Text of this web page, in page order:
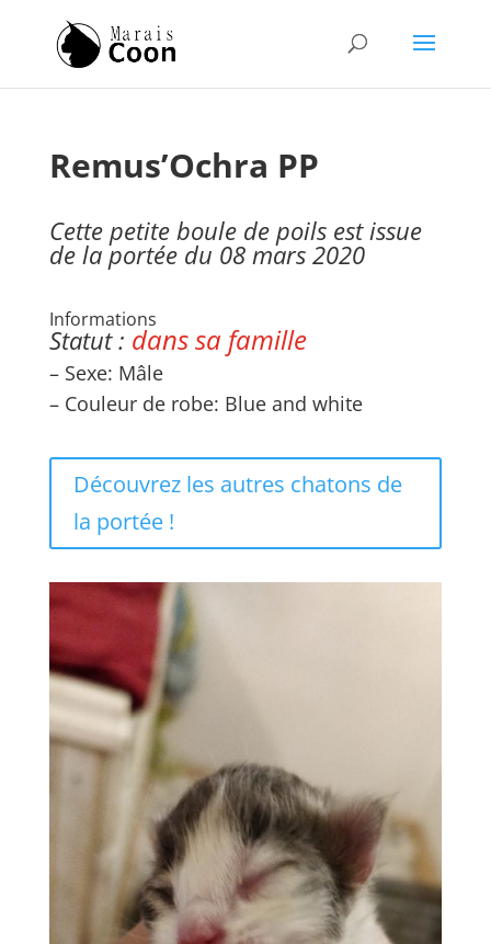
Remus’Ochra PP
Cette petite boule de poils est issue
de la portée du 08 mars 2020
Informations
Statut : dans sa famille
– Sexe: Mâle
– Couleur de robe: Blue and white
Découvrez les autres chatons de
la portée !